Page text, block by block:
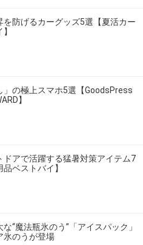
を防げるカーグッズ5選【夏活カー
」の極上スマホ5選【GoodsPress
】
ドアで活躍する猛暑対策アイテム7
ベストバイ】
“魔法瓶氷のう”「アイスパック」
氷のうが登場